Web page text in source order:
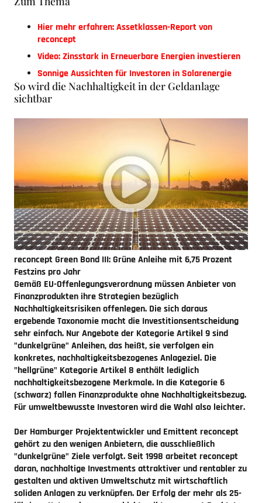
Hier mehr erfahren: Assetklassen-Report von
reconcept
Video: Zinsstark in Erneuerbare Energien investieren
Sonnige Aussichten für Investoren in Solarenergie
So wird die Nachhaltigkeit in der Geldanlage
sichtbar
reconcept Green Bond III: Grüne Anleihe mit 6,75 Prozent
Festzins pro Jahr
Gemäß EU-Offenlegungsverordnung müssen Anbieter von
Finanzprodukten ihre Strategien bezüglich
Nachhaltigkeitsrisiken offenlegen. Die sich daraus
ergebende Taxonomie macht die Investitionsentscheidung
sehr einfach. Nur Angebote der Kategorie Artikel 9 sind
"dunkelgrüne" Anleihen, das heißt, sie verfolgen ein
konkretes, nachhaltigkeitsbezogenes Anlageziel. Die
"hellgrüne" Kategorie Artikel 8 enthält lediglich
nachhaltigkeitsbezogene Merkmale. In die Kategorie 6
(schwarz) fallen Finanzprodukte ohne Nachhaltigkeitsbezug.
Für umweltbewusste Investoren wird die Wahl also leichter.
Der Hamburger Projektentwickler und Emittent reconcept
gehört zu den wenigen Anbietern, die ausschließlich
"dunkelgrüne" Ziele verfolgt. Seit 1998 arbeitet reconcept
daran, nachhaltige Investments attraktiver und rentabler zu
gestalten und aktiven Umweltschutz mit wirtschaftlich
soliden Anlagen zu verknüpfen. Der Erfolg der mehr als 25-